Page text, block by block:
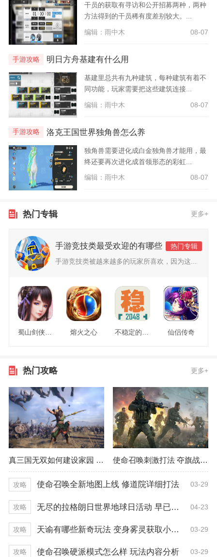
干员的获取有寻访和公开招募两种，两种
方法得到的干员稀有度差别较大。...
编辑：雨中木 08-07
手游攻略 明日方舟基建有什么用
基建里总共有九种建筑，每种建筑有着不
同功能，玩家需要把这些建筑连接...
编辑：雨中木 08-07
手游攻略 洛克王国世界独角兽怎么养
独角兽需要进化成白金独角兽才能用，最
终还要再次进化成首领形态的彩虹...
编辑：雨中木 08-07
热门专辑 更多+
手游竞技类最受欢迎的有哪些
热门专辑
手游竞技类被越来越多的玩家所喜欢，因为这...
蜀山剑侠情缘 熔火之心 不稳定的2048 仙侣传奇
热门攻略 更多+
真三国无双如何建设家园 最佳建设方式推荐 使命召唤刺激打法 夺旗战模式精彩程度
攻略 使命召唤全新地图上线 修道院详细打法 03-29
攻略 无尽的拉格朗日世界地球日活动 早已开启一周！ 04-23
攻略 天谕有哪些新奇玩法 变身雾灵获取小技巧 03-29
攻略 使命召唤硬派模式怎么样 玩法内容分析 03-29